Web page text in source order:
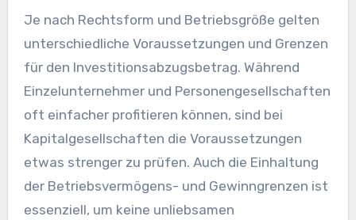
Je nach Rechtsform und Betriebsgröße gelten
unterschiedliche Voraussetzungen und Grenzen
für den Investitionsabzugsbetrag. Während
Einzelunternehmer und Personengesellschaften
oft einfacher profitieren können, sind bei
Kapitalgesellschaften die Voraussetzungen
etwas strenger zu prüfen. Auch die Einhaltung
der Betriebsvermögens- und Gewinngrenzen ist
essenziell, um keine unliebsamen